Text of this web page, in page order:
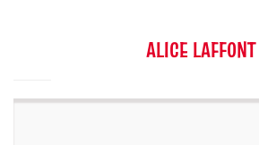
ALICE LAFFONT